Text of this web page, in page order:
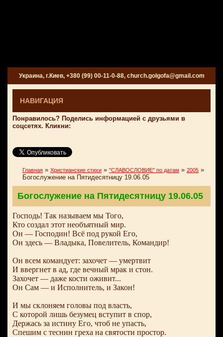
Украина, г.Киев, +380 (99) 00-11-0-88, church.golgofa@gmail.com
НАВИГАЦИЯ
Понравилось? Поделись информацией с друзьями в
соцсетях. Кликни:
Главная » Христианские стихи » "СЛАВОСЛОВИЕ" по датам » 2005 »
Богослужение на Пятидесятницу 19.06.05
Богослужение на Пятидесятницу 19.06.05
Господь! Так называем мы Того,
Кто создал этот необъятный мир.
Он — Господин! Всё под рукой Его,
Он здесь — Владыка, Повелитель, Командир!
Он всем командует: захочет — умертвит
И ввергнет в ад, где вечный мрак и стон.
Захочет — даже кости оживит...
Он Сам — и Исполнитель, и Закон!
И мы склоняем головы под власть,
С которой лишь безумец вступит в спор,
Держась за истину Его, чтоб не упасть,
Спешим с теснин греха на святости простор.